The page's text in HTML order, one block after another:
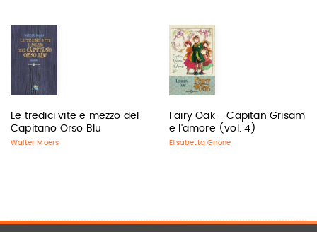
Le tredici vite e mezzo del
Capitano Orso Blu
Walter Moers
Fairy Oak - Capitan Grisam
e l'amore (vol. 4)
Elisabetta Gnone